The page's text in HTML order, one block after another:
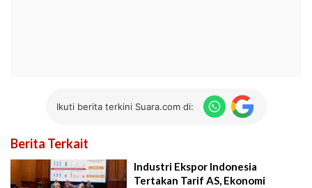
Ikuti berita terkini Suara.com di:
Berita Terkait
Industri Ekspor Indonesia
Tertakan Tarif AS, Ekonomi